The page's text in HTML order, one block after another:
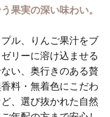
果実の深い味わい。
ル、りんご果汁をブ
リーに溶け込ませる
い、奥行きのある贅
料・無着色にこだわ
、選び抜かれた自然